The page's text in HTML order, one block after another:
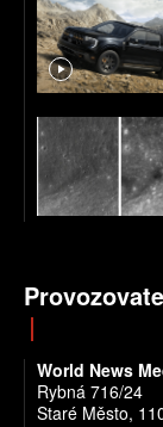
World News
Rybná 716/24
Staré Město,